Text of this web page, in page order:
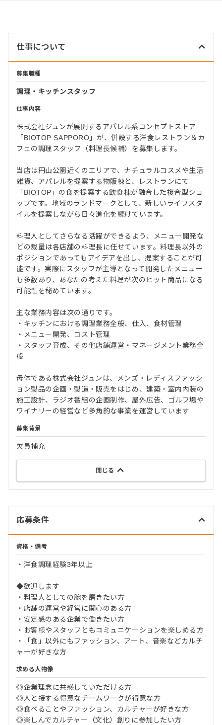
仕事について
募集職種
調理・キッチンスタッフ
仕事内容
株式会社ジュンが展開するアパレル系コンセプトストア
「BIOTOP SAPPORO」が、併設する洋食レストラン＆カ
フェの調理スタッフ（料理長候補）を募集します。
当店は円山公園近くのエリアで、ナチュラルコスメや生活
雑貨、アパレルを提案する物販棟と、レストランにて
「BIOTOP」の食を提案する飲食棟が融合した複合型ショ
ップです。地域のランドマークとして、新しいライフスタ
イルを提案しながら日々進化を続けています。
料理人としてさらなる活躍ができるよう、メニュー開発な
どの裁量は各店舗の料理長に任せています。料理長以外の
ポジションであってもアイデアを出し、提案することが可
能です。実際にスタッフが主導となって開発したメニュー
も多数あり、あなたの考えた料理が次のヒット商品になる
可能性を秘めています。
主な業務内容は次の通りです。
・キッチンにおける調理業務全般、仕入、食材管理
・メニュー開発、コスト管理
・スタッフ育成、その他店舗運営・マネージメント業務全
般
母体である株式会社ジュンは、メンズ・レディスファッシ
ョン製品の企画・製造・販売をはじめ、建築・室内内装の
施工設計、ラジオ番組の企画制作、屋外広告、ゴルフ場や
ワイナリーの経営など多角的な事業を運営しています
募集背景
欠員補充
閉じる
応募条件
資格・備考
・洋食調理経験3年以上
◆歓迎します
・料理人としての腕を磨きたい方
・店舗の運営や経営に関心のある方
・安定感のある企業で働きたい方
・お客様やスタッフともコミュニケーションを楽しめる方
・「食」以外にもファッション、アート、音楽などカルチ
ャーが好きな方
求める人物像
◎企業理念に共感していただける方
◎人と接する得意なチームワークが得意な方
◎食べることやファッション、カルチャーが好きな方
◎楽しんでカルチャー（文化）創りに参加したい方